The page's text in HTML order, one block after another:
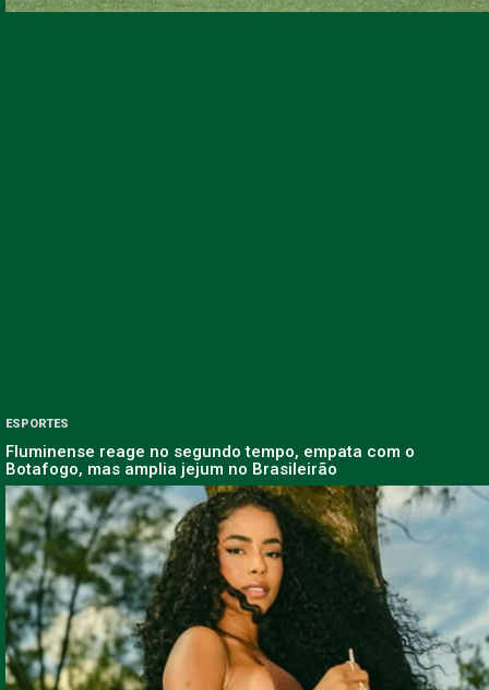
ESPORTES
Fluminense reage no segundo tempo, empata com o
Botafogo, mas amplia jejum no Brasileirão